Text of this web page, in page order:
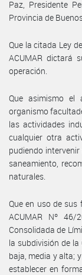
Paz, Presidente
Provincia de
Que la citada Ley
ACUMAR dictará
operación.
Que asimismo
organismo
las actividades
cualquier otra
pudiendo
saneamiento,
naturales.
Que en uso de sus
ACUMAR Nº
Consolidada de
la subdivisión de
baja, media y alta;
establecer en